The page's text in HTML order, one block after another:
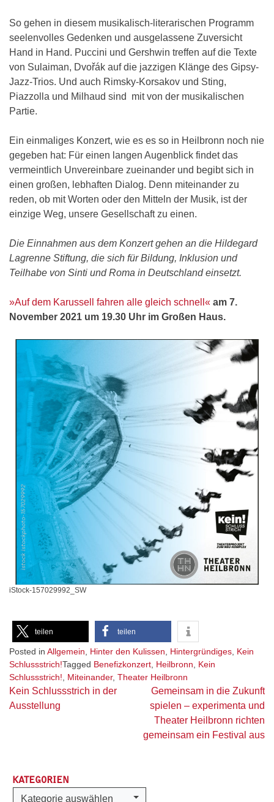
So gehen in diesem musikalisch-literarischen Programm
seelenvolles Gedenken und ausgelassene Zuversicht
Hand in Hand. Puccini und Gershwin treffen auf die Texte
von Sulaiman, Dvořák auf die jazzigen Klänge des Gipsy-
Jazz-Trios. Und auch Rimsky-Korsakov und Sting,
Piazzolla und Milhaud sind mit von der musikalischen
Partie.
Ein einmaliges Konzert, wie es es so in Heilbronn noch nie
gegeben hat: Für einen langen Augenblick findet das
vermeintlich Unvereinbare zueinander und begibt sich in
einen großen, lebhaften Dialog. Denn miteinander zu
reden, ob mit Worten oder den Mitteln der Musik, ist der
einzige Weg, unsere Gesellschaft zu einen.
Die Einnahmen aus dem Konzert gehen an die Hildegard
Lagrenne Stiftung, die sich für Bildung, Inklusion und
Teilhabe von Sinti und Roma in Deutschland einsetzt.
»Auf dem Karussell fahren alle gleich schnell« am 7.
November 2021 um 19.30 Uhr im Großen Haus.
iStock-157029992_SW
teilen teilen
Posted in Allgemein Hinter den Kulissen Hintergründiges Kein
Schlussstrich!Tagged Benefizkonzert Heilbronn
Kein
Schlussstrich!
Miteinander, Theater Heilbronn
Beitragsnavigation
Kein Schlussstrich in der
Ausstellung
Gemeinsam in die Zukunft
spielen – experimenta und
Theater Heilbronn richten
gemeinsam ein Festival aus
KATEGORIEN
Kategorien
Kategorie auswählen